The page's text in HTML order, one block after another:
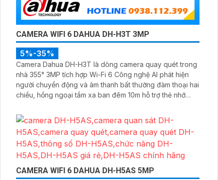
CAMERA WIFI 6 DAHUA DH-H3T 3MP
5%-35%
Camera Dahua DH-H3T là dòng camera quay quét trong
nhà 355° 3MP tích hợp Wi-Fi 6 Công nghệ AI phát hiện
người chuyển động và âm thanh bất thường đàm thoại hai
chiều, hồng ngoại tầm xa ban đêm 10m hỗ trợ thẻ nhớ
DMSS
CAMERA WIFI 6 DAHUA DH-H5AS 5MP